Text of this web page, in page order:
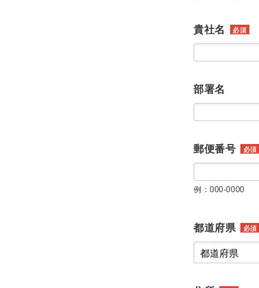
貴社名 必須
部署名
郵便番号 必須
例：000-0000
都道府県 必須